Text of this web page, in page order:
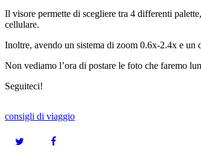
Il visore permette di scegliere tra 4 differenti
cellulare.
Inoltre, avendo un sistema di zoom 0.6x-2.4x e
Non vediamo l’ora di postare le foto che faremo
Seguiteci!
consigli di viaggio